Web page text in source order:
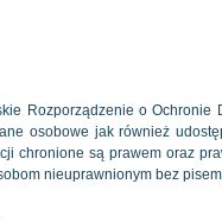
Rozporządzenie o Ochronie
osobowe jak również
chronione są prawem oraz
nieuprawnionym bez